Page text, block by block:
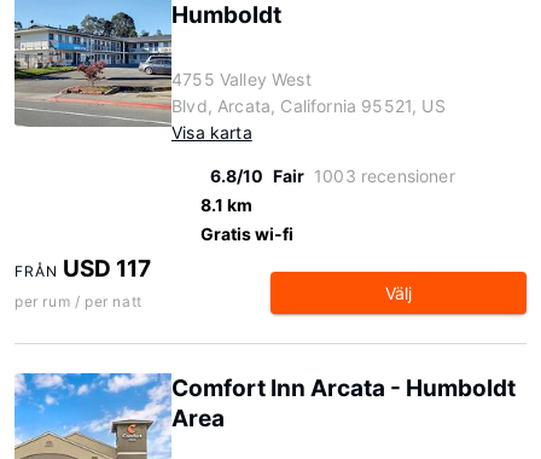
Humboldt
4755 Valley West
Blvd, Arcata, California 95521, US
Visa karta
6.8/10 Fair 1003 recensioner
8.1 km
Gratis wi-fi
FRÅN USD 117
per rum / per natt Välj
Comfort Inn Arcata - Humboldt
Area